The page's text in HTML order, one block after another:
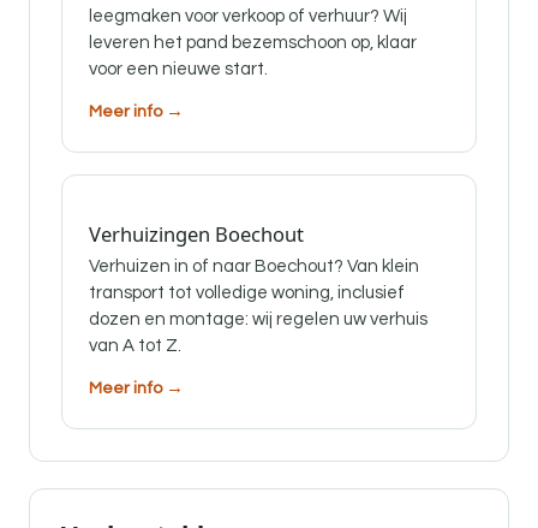
leegmaken voor verkoop of verhuur? Wij
leveren het pand bezemschoon op, klaar
voor een nieuwe start.
Meer info →
Verhuizingen Boechout
Verhuizen in of naar Boechout? Van klein
transport tot volledige woning, inclusief
dozen en montage: wij regelen uw verhuis
van A tot Z.
Meer info →